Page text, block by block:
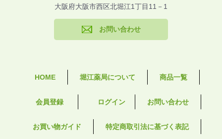
大阪府大阪市西区北堀江1丁目11－1
お問い合わせ
HOME 堀江薬局について 商品一覧
会員登録 ログイン お問い合わせ
お買い物ガイド 特定商取引法に基づく表記